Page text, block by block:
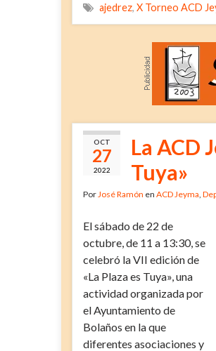
ajedrez, X Torneo ACD
OCT
27
2022
La ACD
Tuya»
Por José Ramón en ACD Jeyma
El sábado de 22 de
octubre, de 11 a 13:30, se
celebró la VII edición de
«La Plaza es Tuya», una
actividad organizada por
el Ayuntamiento de
Bolaños en la que
diferentes asociaciones y